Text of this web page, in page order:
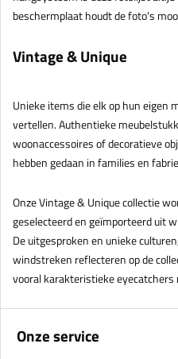
beschermplaat houdt de foto's
Vintage & Unique
Unieke items die elk op hun eigen
vertellen. Authentieke
woonaccessoires of decoratieve
hebben gedaan in families en
Onze Vintage & Unique collectie
geselecteerd en geïmporteerd uit
De uitgesproken en unieke
windstreken reflecteren op de
vooral karakteristieke eyecatchers
Onze service